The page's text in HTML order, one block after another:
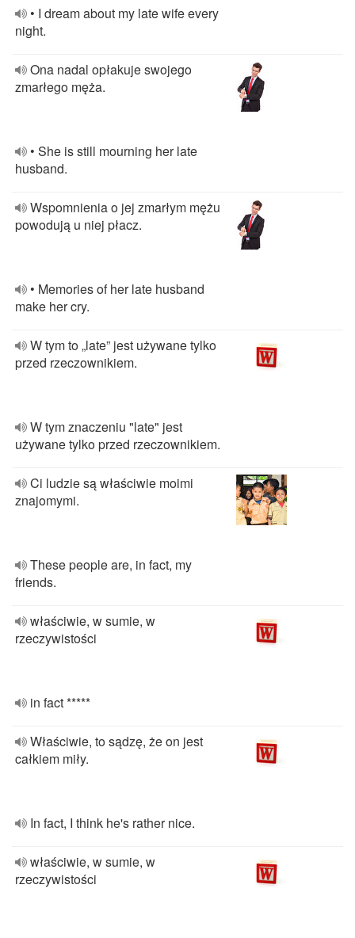
• I dream about my late wife every
night.
Ona nadal opłakuje swojego
zmarłego męża.
• She is still mourning her late
husband.
Wspomnienia o jej zmarłym mężu
powodują u niej płacz.
• Memories of her late husband
make her cry.
W tym to „late” jest używane tylko
przed rzeczownikiem.
W tym znaczeniu "late" jest
używane tylko przed rzeczownikiem.
Ci ludzie są właściwie moimi
znajomymi.
These people are, in fact, my
friends.
właściwie, w sumie, w
rzeczywistości
in fact *****
Właściwie, to sądzę, że on jest
całkiem miły.
In fact, I think he's rather nice.
właściwie, w sumie, w
rzeczywistości